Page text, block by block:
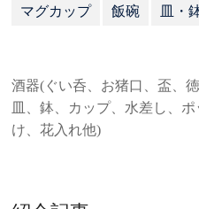
マグカップ 飯碗 皿・
酒器(ぐい呑、お猪口、盃、
皿、鉢、カップ、水差し、
け、花入れ他)